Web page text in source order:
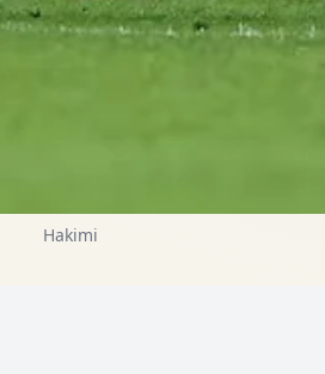
Hakimi